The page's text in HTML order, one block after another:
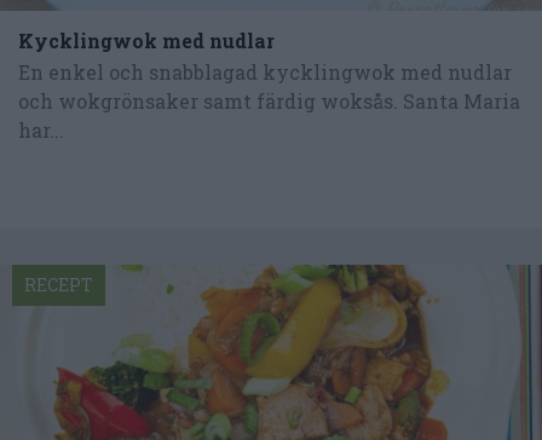
Kycklingwok med nudlar
En enkel och snabblagad kycklingwok med nudlar
och wokgrönsaker samt färdig woksås. Santa Maria
har...
RECEPT